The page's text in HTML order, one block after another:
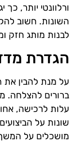
ורלוונטי יותר,
השונות. חשוב
לבנות מותג חזק
הגדרת
על מנת להבין את
ברורים להצלחה.
עלות לרכישה,
שונות על
מושכלים על